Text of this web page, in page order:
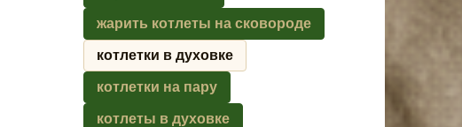
жарить котлеты на сковороде
котлетки в духовке
котлетки на пару
котлеты в духовке